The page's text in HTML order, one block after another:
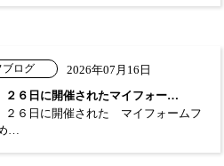
ブログ
2026年07月16日
２６日に開催されたマイフォー…
２６日に開催された マイフォームフ
…